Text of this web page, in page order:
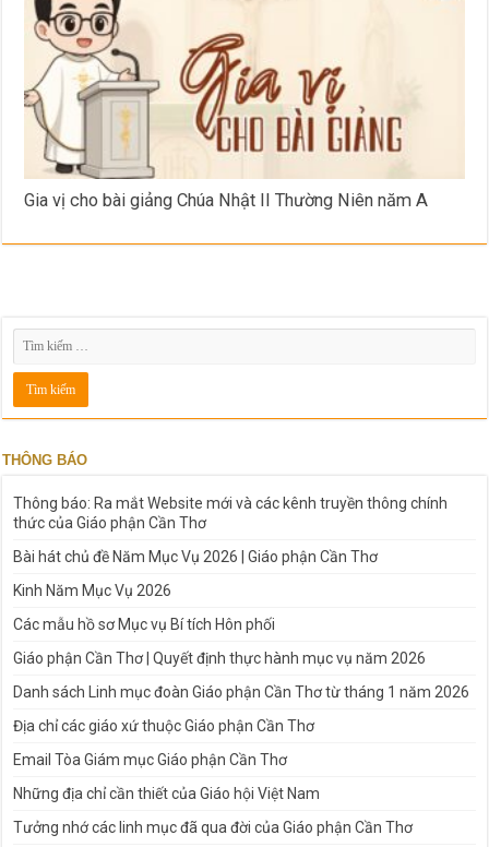
Gia vị cho bài giảng Chúa Nhật II Thường Niên năm A
THÔNG BÁO
Thông báo: Ra mắt Website mới và các kênh truyền thông chính
thức của Giáo phận Cần Thơ
Bài hát chủ đề Năm Mục Vụ 2026 | Giáo phận Cần Thơ
Kinh Năm Mục Vụ 2026
Các mẫu hồ sơ Mục vụ Bí tích Hôn phối
Giáo phận Cần Thơ | Quyết định thực hành mục vụ năm 2026
Danh sách Linh mục đoàn Giáo phận Cần Thơ từ tháng 1 năm 2026
Địa chỉ các giáo xứ thuộc Giáo phận Cần Thơ
Email Tòa Giám mục Giáo phận Cần Thơ
Những địa chỉ cần thiết của Giáo hội Việt Nam
Tưởng nhớ các linh mục đã qua đời của Giáo phận Cần Thơ